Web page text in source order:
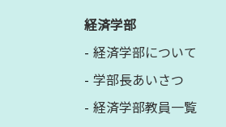
経済学部
経済学部について
学部長あいさつ
経済学部教員一覧